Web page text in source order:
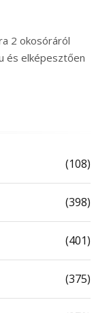
2 okosóráról
és elképesztően
(108)
(398)
(401)
(375)